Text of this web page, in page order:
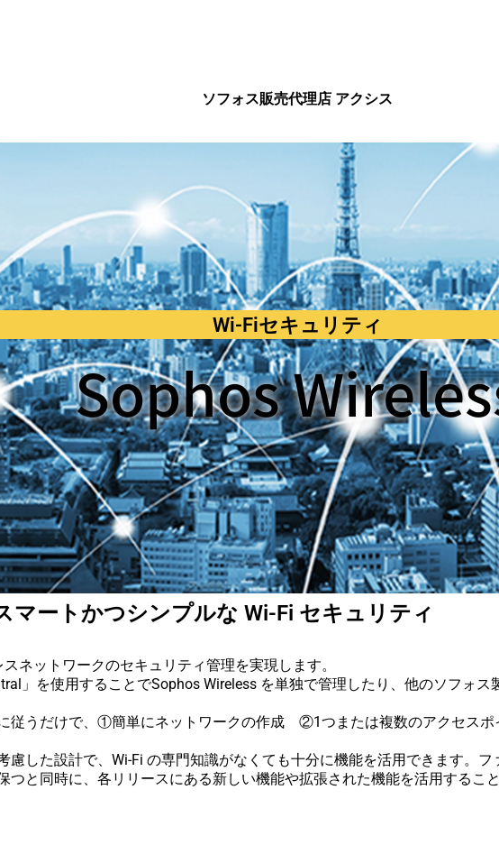
ソフォス販売代理店 アクシス
Wi-Fiセキュリティ
Sophos
マートかつシンプルな Wi-Fi セキュリティ
ネットワークのセキュリティ管理を実現します。
」を使用することでSophos Wireless を単独で管理したり、他のソフォ
従うだけで、①簡単にネットワークの作成 ②1つまたは複数のアクセス
慮した設計で、Wi-Fi の専門知識がなくても十分に機能を活用できます。
つと同時に、各リリースにある新しい機能や拡張された機能を活用するこ